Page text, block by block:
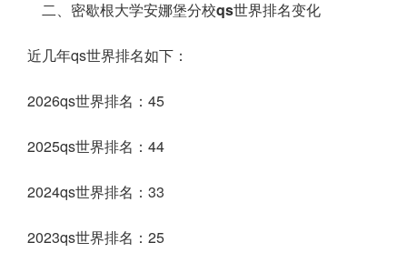
二、密歇根大学安娜堡分校qs世界排名变化
近几年qs世界排名如下：
2026qs世界排名：45
2025qs世界排名：44
2024qs世界排名：33
2023qs世界排名：25